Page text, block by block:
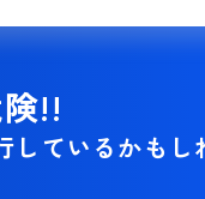
!!
しているかもし